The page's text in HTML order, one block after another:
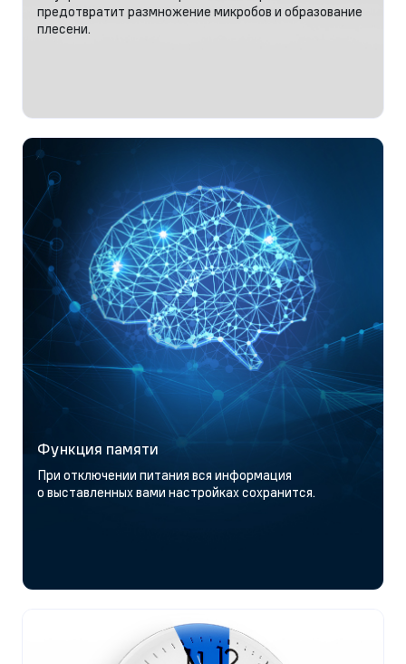
предотвратит размножение микробов и образование
плесени.
Функция памяти
При отключении питания вся информация
о выставленных вами настройках сохранится.